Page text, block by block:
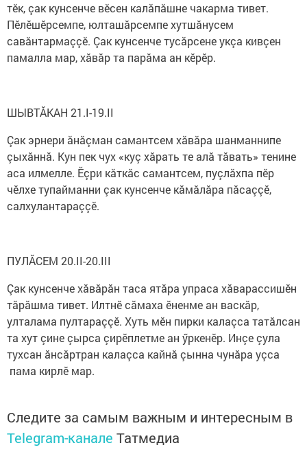
тӗк, çак кунсенче вӗсен калăпăшне чакарма тивет.
Пӗлӗшӗрсемпе, юлташăрсемпе хутшăнусем
савăнтармаççӗ. Çак кунсенче тусăрсене укçа кивçен
памалла мар, хăвăр та парăма ан кӗрӗр.
ШЫВТĂКАН 21.I-19.II
Çак эрнери ăнăçман самантсем хăвăра шанманнипе
çыхăннă. Кун пек чух «куç хăрать те алă тăвать» тенине
аса илмелле. Ӗçри кăткăс самантсем, пуçлăхпа пӗр
чӗлхе тупайманни çак кунсенче кăмăлăра пăсаççӗ,
салхулантараççӗ.
ПУЛĂСЕМ 20.II-20.III
Çак кунсенче хăвăрăн таса ятăра упраса хăварассишӗн
тăрăшма тивет. Илтнӗ сăмаха ӗненме ан васкăр,
улталама пултараççӗ. Хуть мӗн пирки калаçса татăлсан
та хут çине çырса çирӗплетме ан ӳркенӗр. Инçе çула
тухсан ăнсăртран калаçса кайнă çынна чунăра уçса
пама кирлӗ мар.
Следите за самым важным и интересным в
Telegram-канале Татмедиа